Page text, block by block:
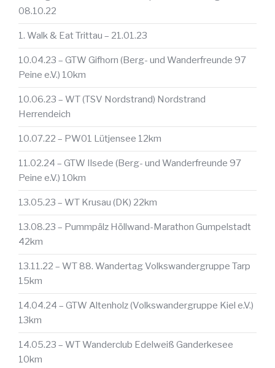
08.10.22
1. Walk & Eat Trittau – 21.01.23
10.04.23 – GTW Gifhorn (Berg- und Wanderfreunde 97
Peine e.V.) 10km
10.06.23 – WT (TSV Nordstrand) Nordstrand
Herrendeich
10.07.22 – PW01 Lütjensee 12km
11.02.24 – GTW Ilsede (Berg- und Wanderfreunde 97
Peine e.V.) 10km
13.05.23 – WT Krusau (DK) 22km
13.08.23 – Pummpälz Höllwand-Marathon Gumpelstadt
42km
13.11.22 – WT 88. Wandertag Volkswandergruppe Tarp
15km
14.04.24 – GTW Altenholz (Volkswandergruppe Kiel e.V.)
13km
14.05.23 – WT Wanderclub Edelweiß Ganderkesee
10km